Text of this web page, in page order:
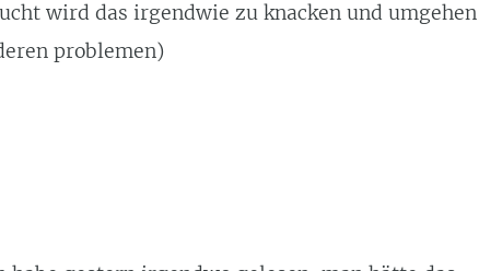
wird das irgendwie zu knacken und umgehen
problemen)